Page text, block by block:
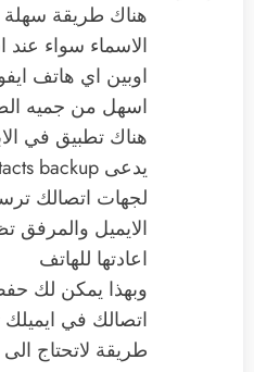
هناك طريقة سهلة
الاسماء سواء عند
اوبين اي هاتف
اسهل من جميه
هناك تطبيق في
لجهات اتصالك
الايميل والمرفق
اعادتها للهاتف
وبهذا يمكن لك
اتصالك في
طريقة لاتحتاج